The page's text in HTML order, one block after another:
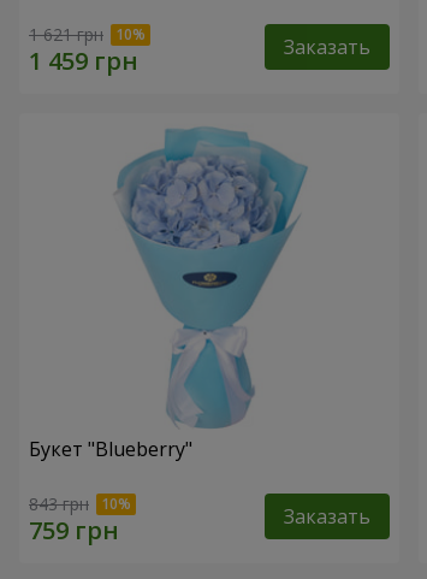
1 621 грн Заказать
Букет "Blueberry"
843 грн Заказать